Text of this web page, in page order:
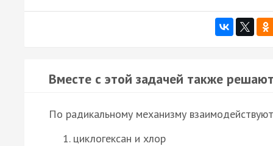
Вместе с этой задачей также
По радикальному механизму взаимодействуют
циклогексан и хлор